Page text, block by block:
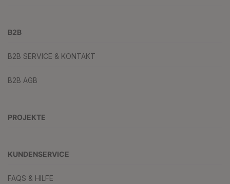
B2B
B2B SERVICE & KONTAKT
B2B AGB
PROJEKTE
KUNDENSERVICE
FAQS & HILFE